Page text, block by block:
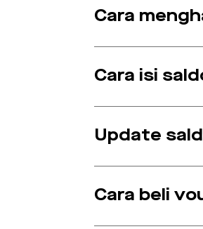
Cara
Cara isi
Update
Cara beli